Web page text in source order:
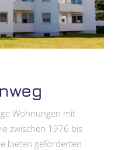
Wohnungen mit
zwischen 1976 bis
bieten geförderten